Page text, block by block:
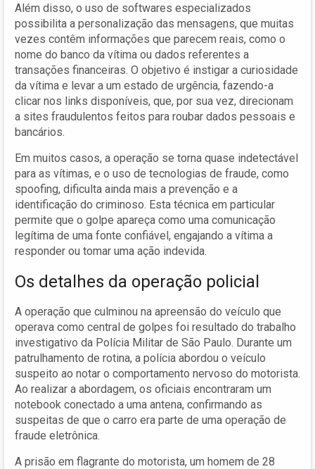
Além disso, o uso de softwares especializados
possibilita a personalização das mensagens, que muitas
vezes contêm informações que parecem reais, como o
nome do banco da vítima ou dados referentes a
transações financeiras. O objetivo é instigar a curiosidade
da vítima e levar a um estado de urgência, fazendo-a
clicar nos links disponíveis, que, por sua vez, direcionam
a sites fraudulentos feitos para roubar dados pessoais e
bancários.
Em muitos casos, a operação se torna quase indetectável
para as vítimas, e o uso de tecnologias de fraude, como
spoofing, dificulta ainda mais a prevenção e a
identificação do criminoso. Esta técnica em particular
permite que o golpe apareça como uma comunicação
legítima de uma fonte confiável, engajando a vítima a
responder ou tomar uma ação indevida.
Os detalhes da operação policial
A operação que culminou na apreensão do veículo que
operava como central de golpes foi resultado do trabalho
investigativo da Polícia Militar de São Paulo. Durante um
patrulhamento de rotina, a polícia abordou o veículo
suspeito ao notar o comportamento nervoso do motorista.
Ao realizar a abordagem, os oficiais encontraram um
notebook conectado a uma antena, confirmando as
suspeitas de que o carro era parte de uma operação de
fraude eletrônica.
A prisão em flagrante do motorista, um homem de 28